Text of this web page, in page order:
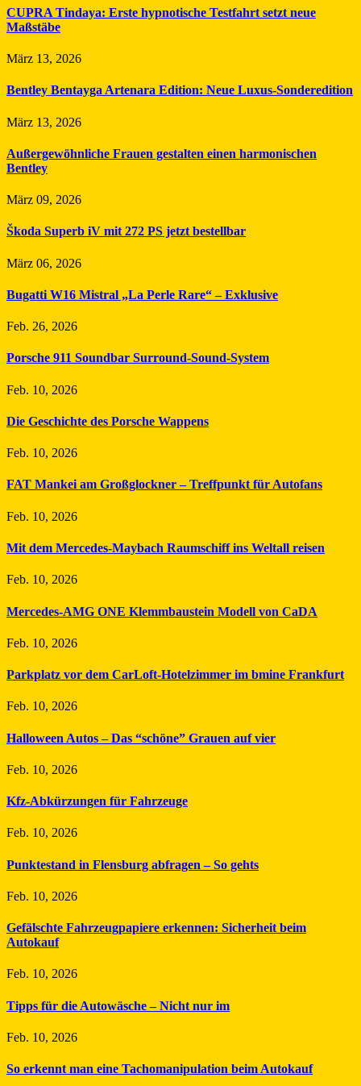
CUPRA Tindaya: Erste hypnotische Testfahrt setzt neue
Maßstäbe
März 13, 2026
Bentley Bentayga Artenara Edition: Neue Luxus-Sonderedition
März 13, 2026
Außergewöhnliche Frauen gestalten einen harmonischen
Bentley
März 09, 2026
Škoda Superb iV mit 272 PS jetzt bestellbar
März 06, 2026
Bugatti W16 Mistral „La Perle Rare“ – Exklusive
Feb. 26, 2026
Porsche 911 Soundbar Surround-Sound-System
Feb. 10, 2026
Die Geschichte des Porsche Wappens
Feb. 10, 2026
FAT Mankei am Großglockner – Treffpunkt für Autofans
Feb. 10, 2026
Mit dem Mercedes-Maybach Raumschiff ins Weltall reisen
Feb. 10, 2026
Mercedes-AMG ONE Klemmbaustein Modell von CaDA
Feb. 10, 2026
Parkplatz vor dem CarLoft-Hotelzimmer im bmine Frankfurt
Feb. 10, 2026
Halloween Autos – Das “schöne” Grauen auf vier
Feb. 10, 2026
Kfz-Abkürzungen für Fahrzeuge
Feb. 10, 2026
Punktestand in Flensburg abfragen – So gehts
Feb. 10, 2026
Gefälschte Fahrzeugpapiere erkennen: Sicherheit beim
Autokauf
Feb. 10, 2026
Tipps für die Autowäsche – Nicht nur im
Feb. 10, 2026
So erkennt man eine Tachomanipulation beim Autokauf